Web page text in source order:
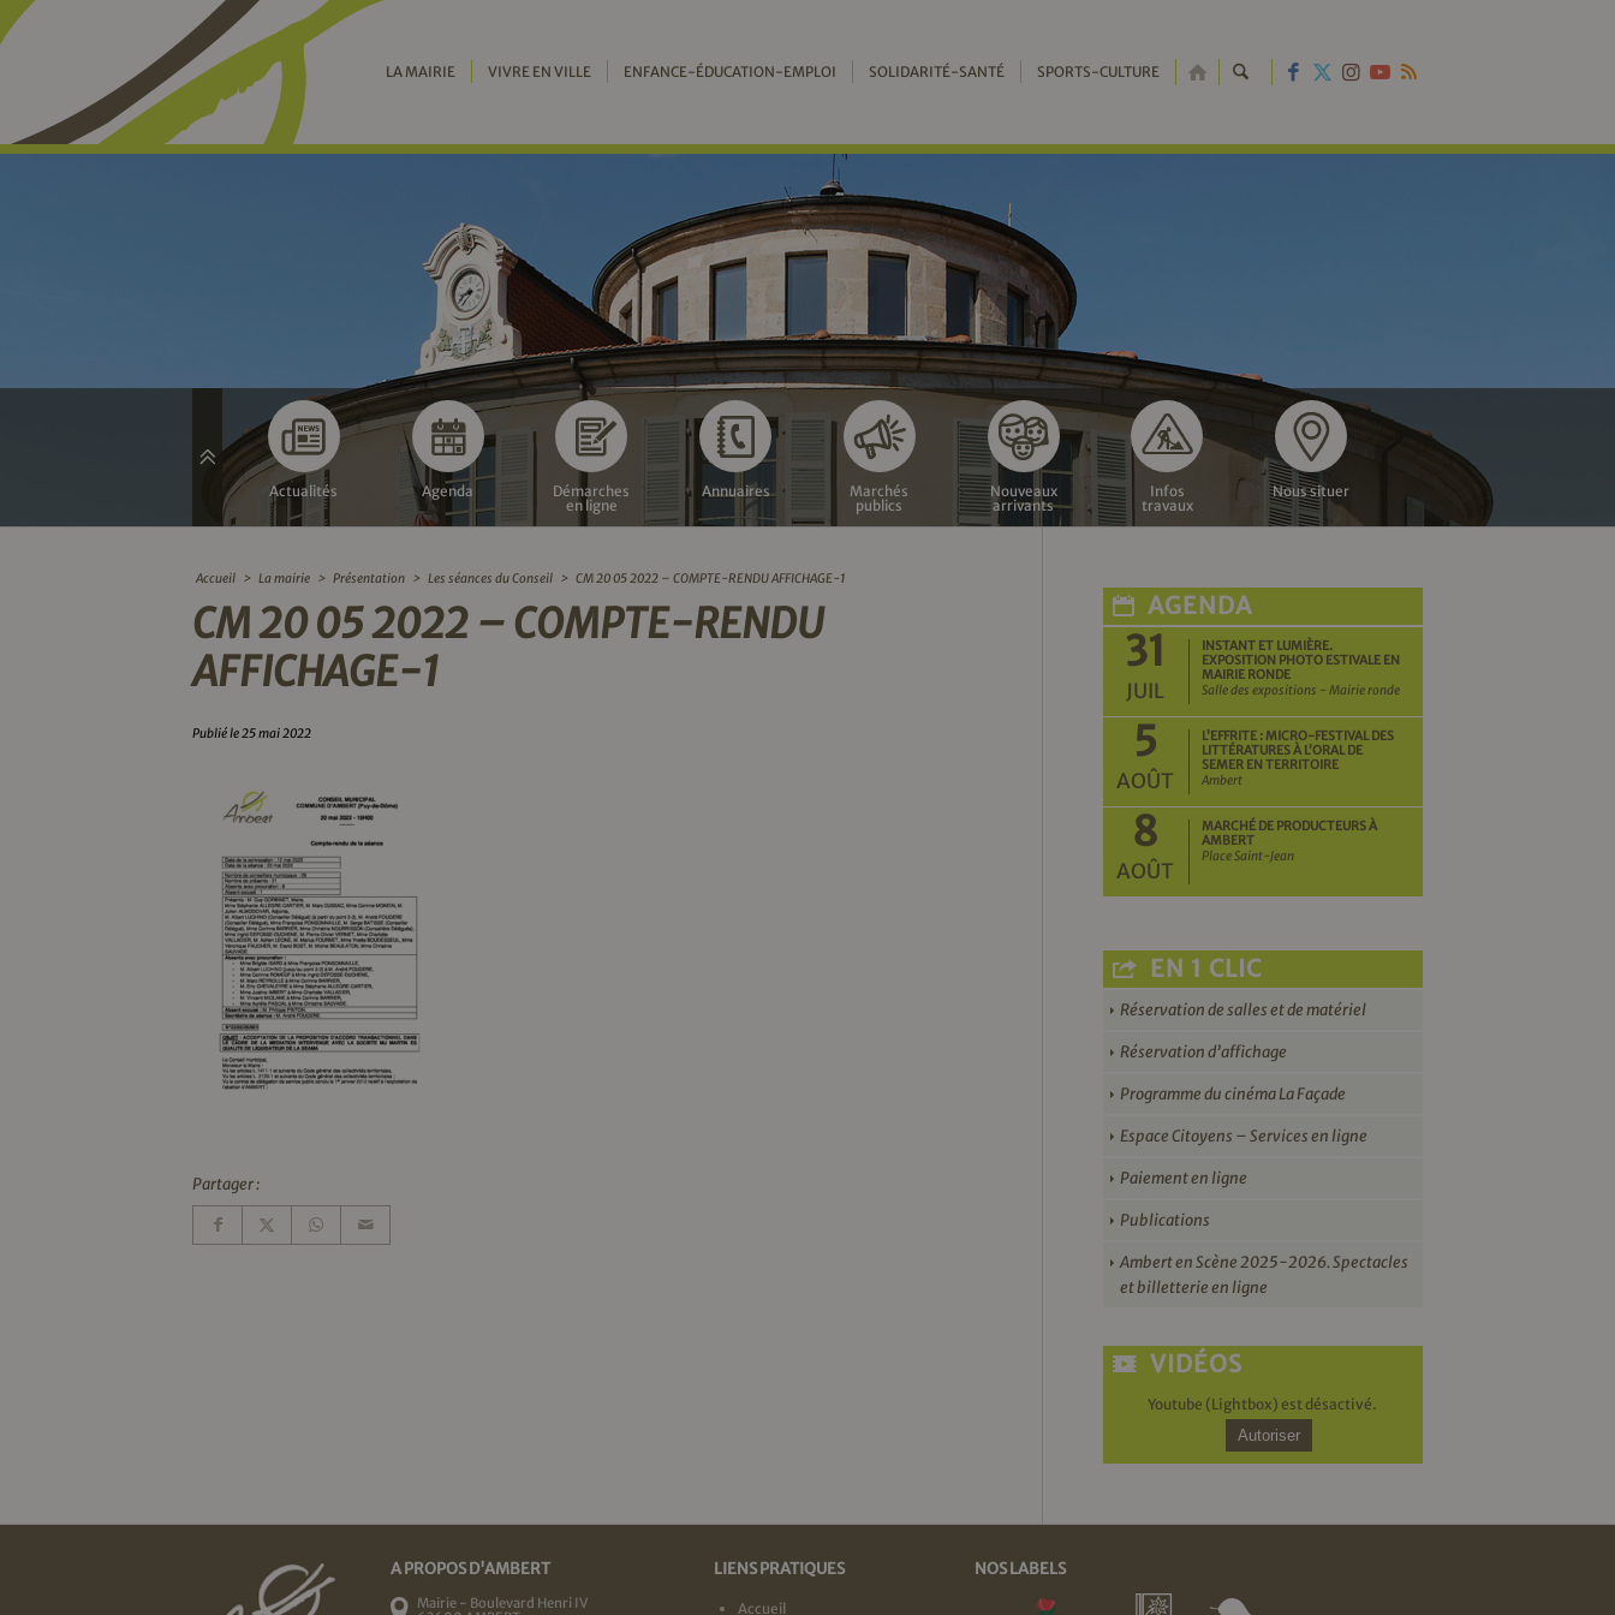
LA MAIRIE VIVRE EN VILLE ENFANCE-ÉDUCATION-EMPLOI SOLIDARITÉ-SANTÉ SPORTS-CULTURE RETOUR
Actualités Agenda
Démarches
en ligne
Annuaires
Marchés
publics
Nouveaux
arrivants
Infos
travaux
Nous situer
Accueil > La mairie > Présentation > Les séances du Conseil > CM 20 05 2022 – COMPTE-RENDU AFFICHAGE-1
CM 20 05 2022 – COMPTE-RENDU
AFFICHAGE-1
Publié le 25 mai 2022
Partager :
AGENDA
31
JUIL
INSTANT ET LUMIÈRE.
EXPOSITION PHOTO ESTIVALE EN
MAIRIE RONDE
Salle des expositions - Mairie ronde
5
AOÛT
L’EFFRITE : MICRO-FESTIVAL DES
LITTÉRATURES À L’ORAL DE
SEMER EN TERRITOIRE
Ambert
8
AOÛT
MARCHÉ DE PRODUCTEURS À
AMBERT
Place Saint-Jean
EN 1 CLIC
Réservation de salles et de matériel
Réservation d’affichage
Programme du cinéma La Façade
Espace Citoyens – Services en ligne
Paiement en ligne
Publications
Ambert en Scène 2025-2026. Spectacles
et billetterie en ligne
VIDÉOS
Youtube (Lightbox) est désactivé.
Autoriser
A PROPOS D'AMBERT
Mairie - Boulevard Henri IV
LIENS PRATIQUES
Accueil
NOS LABELS